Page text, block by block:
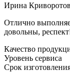
Ирина
Отлично
довольны,
Качество
Уровень сервиса
Срок